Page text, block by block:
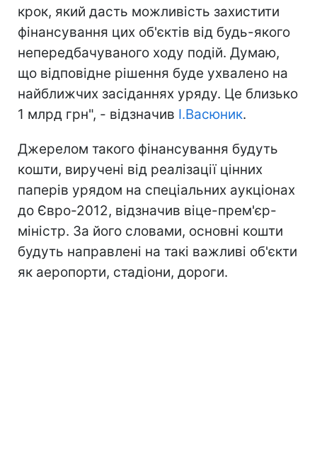
крок, який дасть можливість захистити
фінансування цих об'єктів від будь-якого
непередбачуваного ходу подій. Думаю,
що відповідне рішення буде ухвалено на
найближчих засіданнях уряду. Це близько
1 млрд грн", - відзначив І.Васюник.
Джерелом такого фінансування будуть
кошти, виручені від реалізації цінних
паперів урядом на спеціальних аукціонах
до Євро-2012, відзначив віце-прем'єр-
міністр. За його словами, основні кошти
будуть направлені на такі важливі об'єкти
як аеропорти, стадіони, дороги.